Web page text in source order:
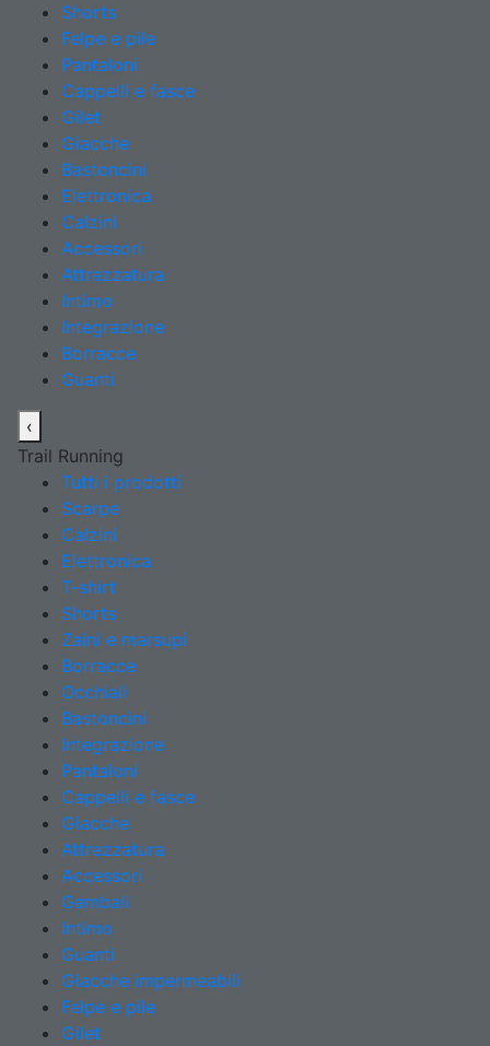
Shorts
Felpe e pile
Pantaloni
Cappelli e fasce
Gilet
Giacche
Bastoncini
Elettronica
Calzini
Accessori
Attrezzatura
Intimo
Integrazione
Borracce
Guanti
‹
Trail Running
Tutti i prodotti
Scarpe
Calzini
Elettronica
T-shirt
Shorts
Zaini e marsupi
Borracce
Occhiali
Bastoncini
Integrazione
Pantaloni
Cappelli e fasce
Giacche
Attrezzatura
Accessori
Gambali
Intimo
Guanti
Giacche impermeabili
Felpe e pile
Gilet